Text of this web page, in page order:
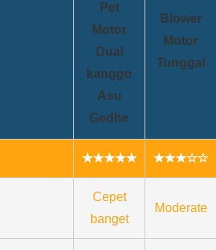
Pet
Motor
Dual
kanggo
Asu
Gedhe
Blower
Motor
Tunggal
★★★★★ ★★★☆☆
Cepet
banget
Moderate